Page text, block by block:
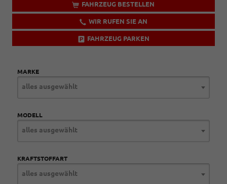
FAHRZEUG BESTELLEN
WIR RUFEN SIE AN
FAHRZEUG PARKEN
MARKE
alles ausgewählt
MODELL
alles ausgewählt
KRAFTSTOFFART
alles ausgewählt